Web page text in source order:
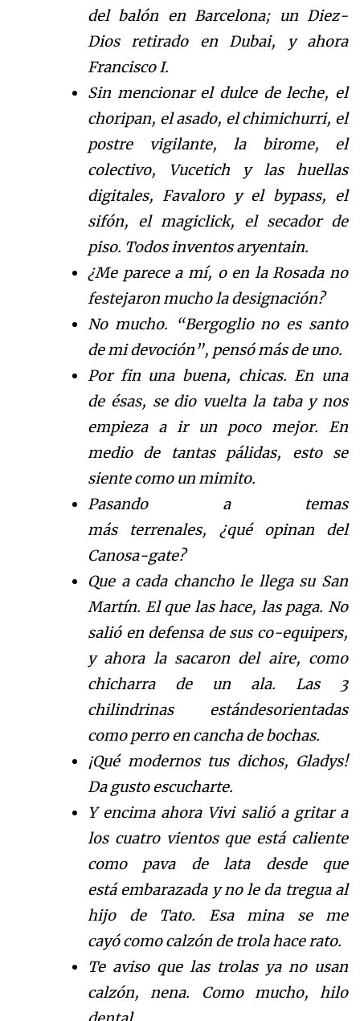
del balón en Barcelona; un Diez-
Dios retirado en Dubai, y ahora
Francisco I.
Sin mencionar el dulce de leche, el
choripan, el asado, el chimichurri, el
postre vigilante, la birome, el
colectivo, Vucetich y las huellas
digitales, Favaloro y el bypass, el
sifón, el magiclick, el secador de
piso. Todos inventosaryentain.
¿Me parece a mí, o en la Rosada no
festejaron muchola designación?
No mucho.
“Bergoglio no es santo
de mi devoción”, pensó másde uno.
Por fin una buena, chicas. En una
de ésas, se dio vuelta la taba y nos
empieza a ir un poco mejor. En
medio de tantas pálidas, esto se
siente como un mimito.
Pasando a temas
másterrenales, ¿qué
opinan del
Canosa-gate?
Que acada chancho le llega su San
Martín. El que las hace, las paga. No
salió en defensa de sus co-equipers,
y ahora la sacaron del aire, como
chicharra de un ala. Las 3
chilindrinas estándesorientadas
como perro en cancha de bochas.
¡Quémodernos tus dichos, Gladys!
Da gusto escucharte.
Y encima ahora Vivi salió a gritar a
los cuatro vientosque está caliente
como pava delata desde que
está embarazada y no le da tregua al
hijo de Tato. Esa mina se me
cayó como calzón de trola hace rato.
Te aviso que las trolas ya no usan
calzón, nena. Como mucho, hilo